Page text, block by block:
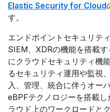
Elastic Security for Cloud
す。
エンドポイントセキュリテ
SIEM、XDRの機能を搭載
にクラウドセキュリティ機
るセキュリティ運用や監視
入、管理、統合に伴うオー
eBPFテクノロジーを搭載
ラウド上のワークロードと